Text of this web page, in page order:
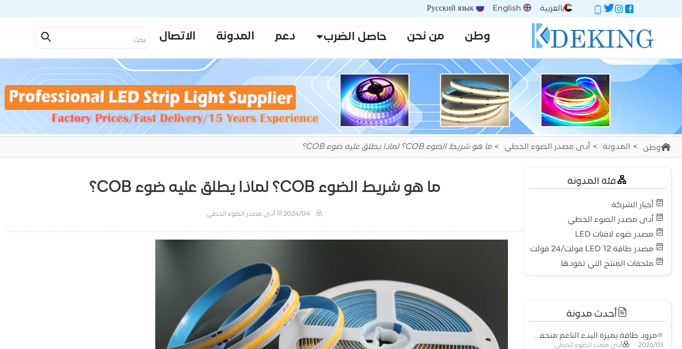
بالعربية English
Русский язык
وطن من نحن حاصل الضرب دعم المدونة الاتصال
وطن المدونة أدى مصدر الضوء الخطي ما هو شريط الضوء COB؟ لماذا يطلق عليه ضوء COB؟
فئة المدونة
أخبار الشركة
أدى مصدر الضوء الخطي
مصدر ضوء لافتات LED
مصدر طاقة LED 12 فولت/24 فولت
ملحقات المنتج التي تقودها
أحدث مدونة
مزود طاقة بميزة البدء الناعم منخفض الجهد لأنظمة إضاءة LED
2026/03 أدى مصدر الضوء الخطي
ما هو شريط الضوء COB؟ لماذا يطلق عليه ضوء COB؟
2024/04 أدى مصدر الضوء الخطي